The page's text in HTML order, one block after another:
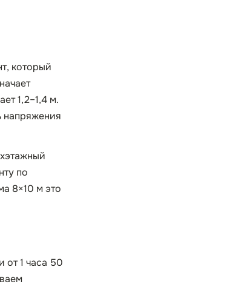
который
1,2–1,4 м.
напряжения
по
8×10 м это
от 1 часа 50